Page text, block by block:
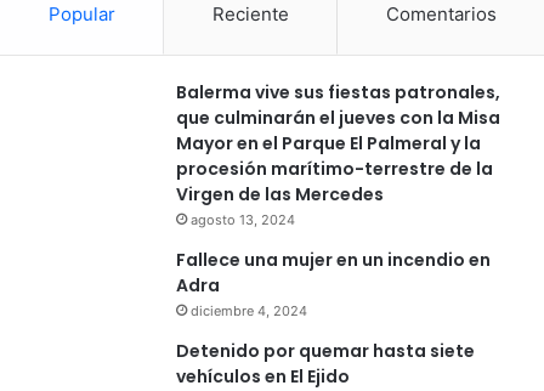
Popular Reciente Comentarios
Balerma vive sus fiestas patronales,
que culminarán el jueves con la Misa
Mayor en el Parque El Palmeral y la
procesión marítimo-terrestre de la
Virgen de las Mercedes
agosto 13, 2024
Fallece una mujer en un incendio en
Adra
diciembre 4, 2024
Detenido por quemar hasta siete
vehículos en El Ejido